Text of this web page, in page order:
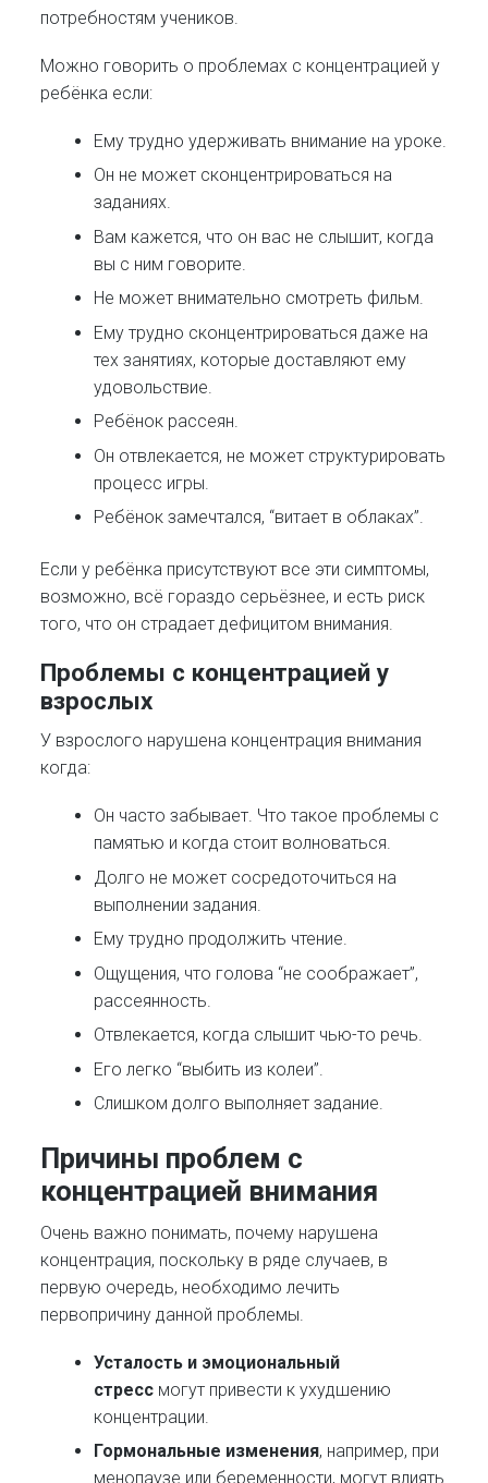
потребностям учеников.
Можно говорить о проблемах с концентрацией у
ребёнка если:
Ему трудно удерживать внимание на уроке.
Он не может сконцентрироваться на
заданиях.
Вам кажется, что он вас не слышит, когда
вы с ним говорите.
Не может внимательно смотреть фильм.
Ему трудно сконцентрироваться даже на
тех занятиях, которые доставляют ему
удовольствие.
Ребёнок рассеян.
Он отвлекается, не может структурировать
процесс игры.
Ребёнок замечтался, “витает в облаках”.
Если у ребёнка присутствуют все эти симптомы,
возможно, всё гораздо серьёзнее, и есть риск
того, что он страдает дефицитом внимания.
Проблемы с концентрацией у
взрослых
У взрослого нарушена концентрация внимания
когда:
Он часто забывает. Что такое проблемы с
памятью и когда стоит волноваться.
Долго не может сосредоточиться на
выполнении задания.
Ему трудно продолжить чтение.
Ощущения, что голова “не соображает”,
рассеянность.
Отвлекается, когда слышит чью-то речь.
Его легко “выбить из колеи”.
Слишком долго выполняет задание.
Причины проблем с
концентрацией внимания
Очень важно понимать, почему нарушена
концентрация, поскольку в ряде случаев, в
первую очередь, необходимо лечить
первопричину данной проблемы.
Усталость и эмоциональный
стресс могут привести к ухудшению
концентрации.
Гормональные изменения, например, при
менопаузе или беременности, могут влиять